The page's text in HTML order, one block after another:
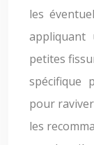
les
appliquant
petites
spécifique
pour
les